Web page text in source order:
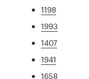
1198
1993
1407
1941
1658